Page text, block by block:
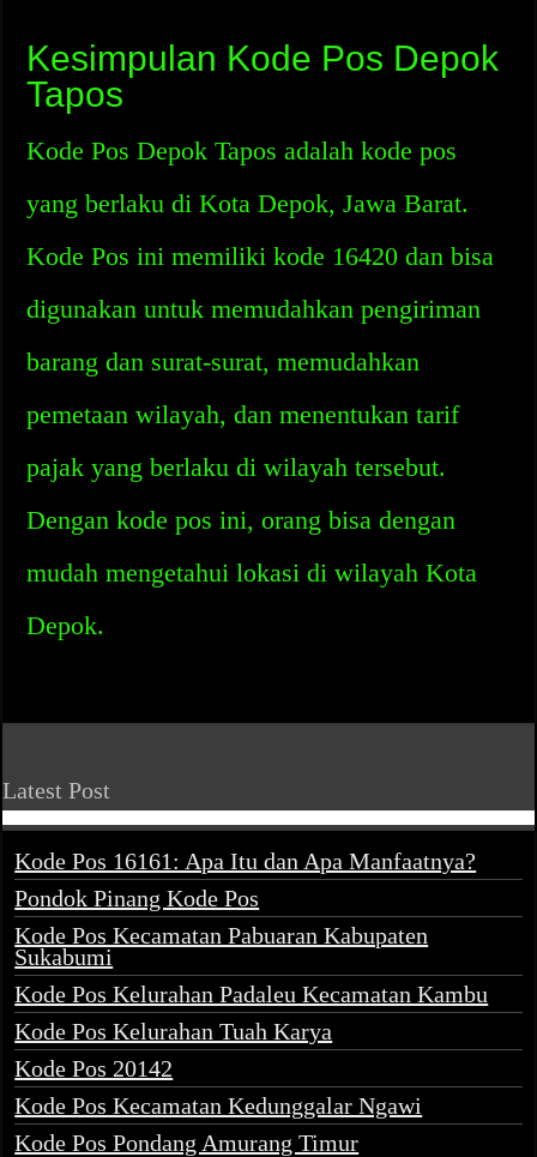
Kesimpulan Kode Pos Depok
Tapos
Kode Pos Depok Tapos adalah kode pos
yang berlaku di Kota Depok, Jawa Barat.
Kode Pos ini memiliki kode 16420 dan bisa
digunakan untuk memudahkan pengiriman
barang dan surat-surat, memudahkan
pemetaan wilayah, dan menentukan tarif
pajak yang berlaku di wilayah tersebut.
Dengan kode pos ini, orang bisa dengan
mudah mengetahui lokasi di wilayah Kota
Depok.
Latest Post
Kode Pos 16161: Apa Itu dan Apa Manfaatnya?
Pondok Pinang Kode Pos
Kode Pos Kecamatan Pabuaran Kabupaten
Sukabumi
Kode Pos Kelurahan Padaleu Kecamatan Kambu
Kode Pos Kelurahan Tuah Karya
Kode Pos 20142
Kode Pos Kecamatan Kedunggalar Ngawi
Kode Pos Pondang Amurang Timur